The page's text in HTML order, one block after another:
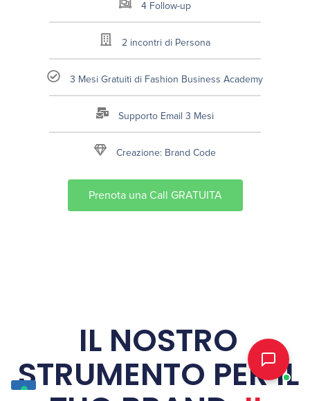
4 Follow-up
2 incontri di Persona
3 Mesi Gratuiti di Fashion Business Academy
Supporto Email 3 Mesi
Creazione: Brand Code
Prenota una Call GRATUITA
IL NOSTRO
STRUMENTO PER IL